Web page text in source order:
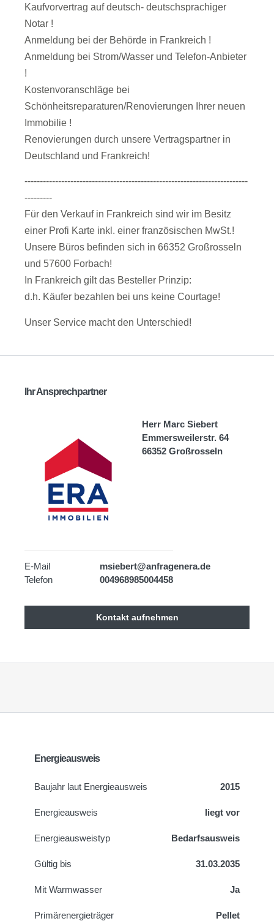
Kaufvorvertrag auf deutsch- deutschsprachiger
Notar !
Anmeldung bei der Behörde in Frankreich !
Anmeldung bei Strom/Wasser und Telefon-Anbieter
!
Kostenvoranschläge bei
Schönheitsreparaturen/Renovierungen Ihrer neuen
Immobilie !
Renovierungen durch unsere Vertragspartner in
Deutschland und Frankreich!
-------------------------------------------------------------------------
---------
Für den Verkauf in Frankreich sind wir im Besitz
einer Profi Karte inkl. einer französischen MwSt.!
Unsere Büros befinden sich in 66352 Großrosseln
und 57600 Forbach!
In Frankreich gilt das Besteller Prinzip:
d.h. Käufer bezahlen bei uns keine Courtage!
Unser Service macht den Unterschied!
Ihr Ansprechpartner
Herr Marc Siebert
Emmersweilerstr. 64
66352 Großrosseln
E-Mail
msiebert@anfragenera.de
Telefon
004968985004458
Kontakt aufnehmen
Energieausweis
Baujahr laut Energieausweis 2015
Energieausweis liegt vor
Energie­ausweistyp Bedarfsausweis
Gültig bis 31.03.2035
Mit Warmwasser Ja
Primärenergieträger Pellet